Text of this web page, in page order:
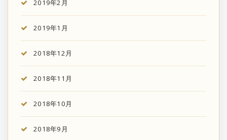
2019年2月
2019年1月
2018年12月
2018年11月
2018年10月
2018年9月